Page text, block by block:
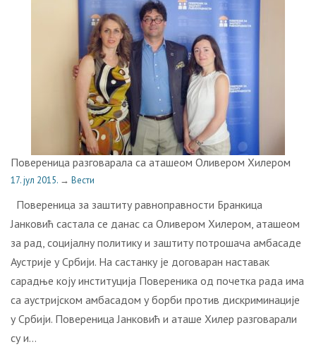
Повереница разговарала са аташеом Оливером Хилером
17. јул 2015. → Вести
Повереница за заштиту равноправности Бранкица
Јанковић састала се данас са Оливером Хилером, аташеом
за рад, социјалну политику и заштиту потрошача амбасаде
Аустрије у Србији. На састанку је договаран наставак
сарадње коју институција Повереника од почетка рада има
са аустријском амбасадом у борби против дискриминације
у Србији. Повереница Јанковић и аташе Хилер разговарали
су и…